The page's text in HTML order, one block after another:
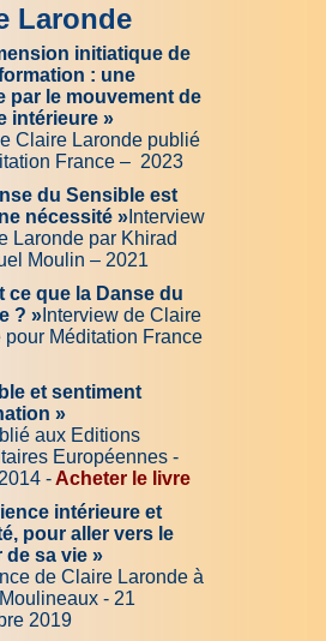
Laronde
initiatique de
: une
par le mouvement de
intérieure »
Claire Laronde publié
France – 2023
du Sensible est
nécessité » Interview
Laronde par Khirad
Moulin – 2021
ce que la Danse du
? » Interview de Claire
pour Méditation France
et sentiment
»
aux Editions
Européennes -
- Acheter le livre
intérieure et
pour aller vers le
de sa vie »
de Claire Laronde à
- 21
2019